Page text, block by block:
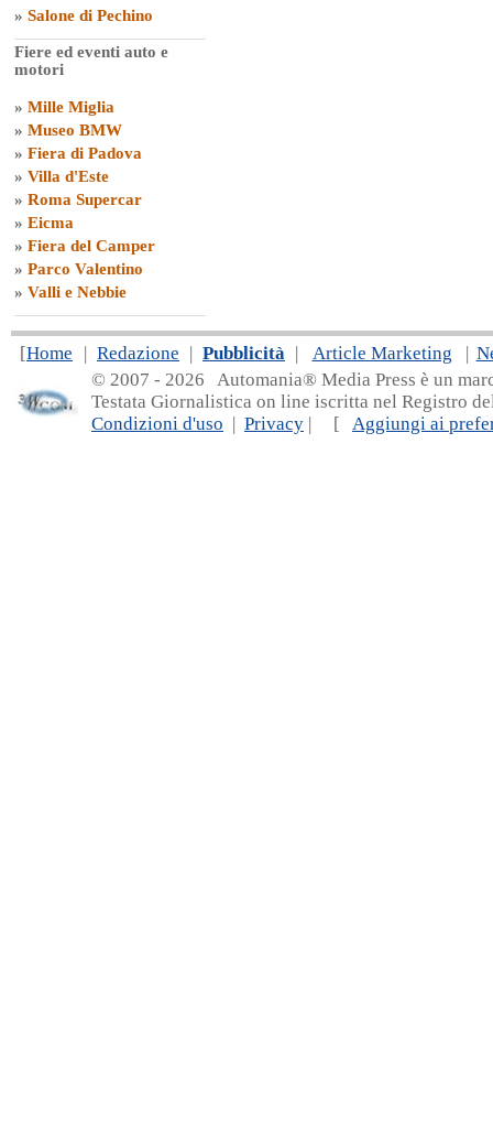
» Salone di Pechino
Fiere ed eventi auto e
motori
» Mille Miglia
» Museo BMW
» Fiera di Padova
» Villa d'Este
» Roma Supercar
» Eicma
» Fiera del Camper
» Parco Valentino
» Valli e Nebbie
[Home | Redazione | Pubblicità | Article Marketing |
© 2007 - 2026 Automania® Media Press è un
Testata Giornalistica on line iscritta nel Registro
Condizioni d'uso | Privacy | [ Aggiungi ai